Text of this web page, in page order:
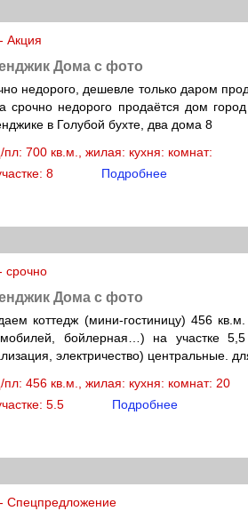
Акция
Дома с фото
недорого, дешевле только даром
срочно недорого продаётся дом
в Голубой бухте, два дома 8
700 кв.м., жилая: кухня: комнат:
8
Подробнее
срочно
Дома с фото
коттедж (мини-гостиницу) 456
бойлерная…) на участке
электричество) центральные.
456 кв.м., жилая: кухня: комнат: 20
5.5
Подробнее
Спецпредложение